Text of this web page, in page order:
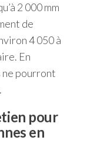
2 000 mm
de
4 050 à
En
ne pourront
pour
en